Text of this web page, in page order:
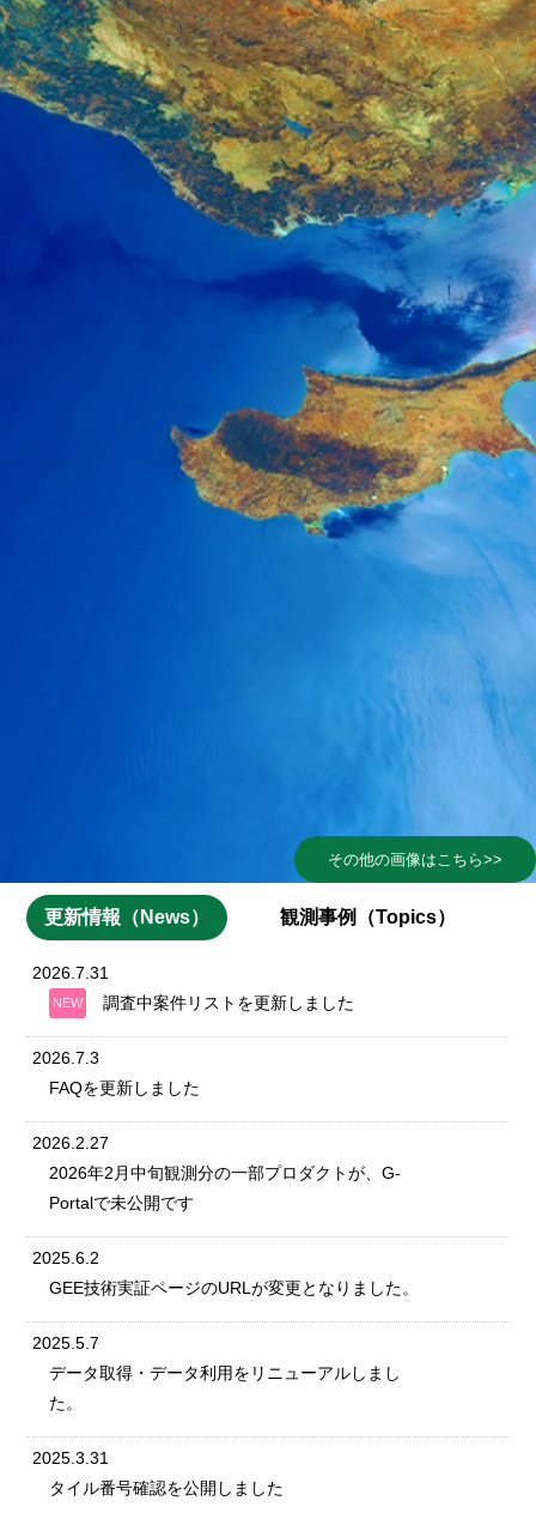
その他の画像はこちら>>
更新情報（News） 観測事例（Topics）
2026.7.31
NEW 調査中案件リストを更新しました
2026.7.3
FAQを更新しました
2026.2.27
2026年2月中旬観測分の一部プロダクトが、G-
Portalで未公開です
2025.6.2
GEE技術実証ページのURLが変更となりました。
2025.5.7
データ取得・データ利用をリニューアルしまし
た。
2025.3.31
タイル番号確認を公開しました